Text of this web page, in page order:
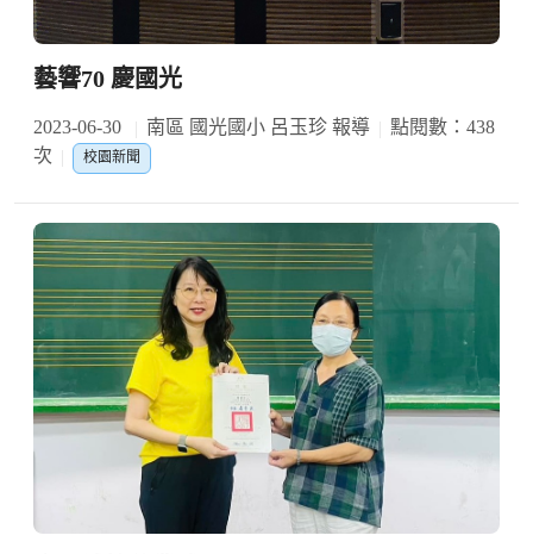
藝響70 慶國光
2023-06-30 南區 國光國小 呂玉珍 報導
點閱數：438
次
校園新聞